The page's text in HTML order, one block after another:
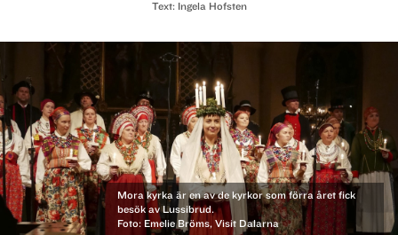
Text: Ingela Hofsten
Mora kyrka är en av de kyrkor som förra året fick
besök av Lussibrud.
Foto: Emelie Bröms, Visit Dalarna